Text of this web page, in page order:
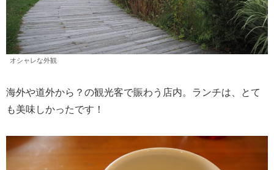
オシャレな外観
海外や道外から？の観光客で賑わう店内。ランチは、とて
も美味しかったです！